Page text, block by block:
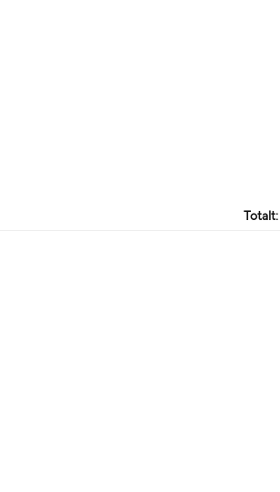
Totalt: